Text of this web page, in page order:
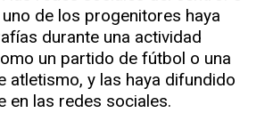
de los progenitores haya
durante una actividad
un partido de fútbol o una
atletismo, y las haya difundido
en las redes sociales.